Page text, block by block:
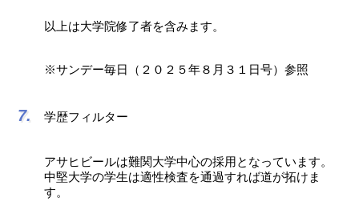
以上は大学院修了者を含みます。
※サンデー毎日（２０２５年８月３１日号）参照
学歴フィルター
アサヒビールは難関大学中心の採用となっています。
中堅大学の学生は適性検査を通過すれば道が拓けま
す。